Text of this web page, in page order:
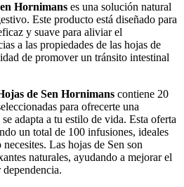
Hornimans es una solución natural
Este producto está diseñado para
y suave para aliviar el
a las propiedades de las hojas de
de promover un tránsito intestinal
de Sen Hornimans contiene 20
para ofrecerte una
adapta a tu estilo de vida. Esta oferta
un total de 100 infusiones, ideales
Las hojas de Sen son
naturales, ayudando a mejorar el